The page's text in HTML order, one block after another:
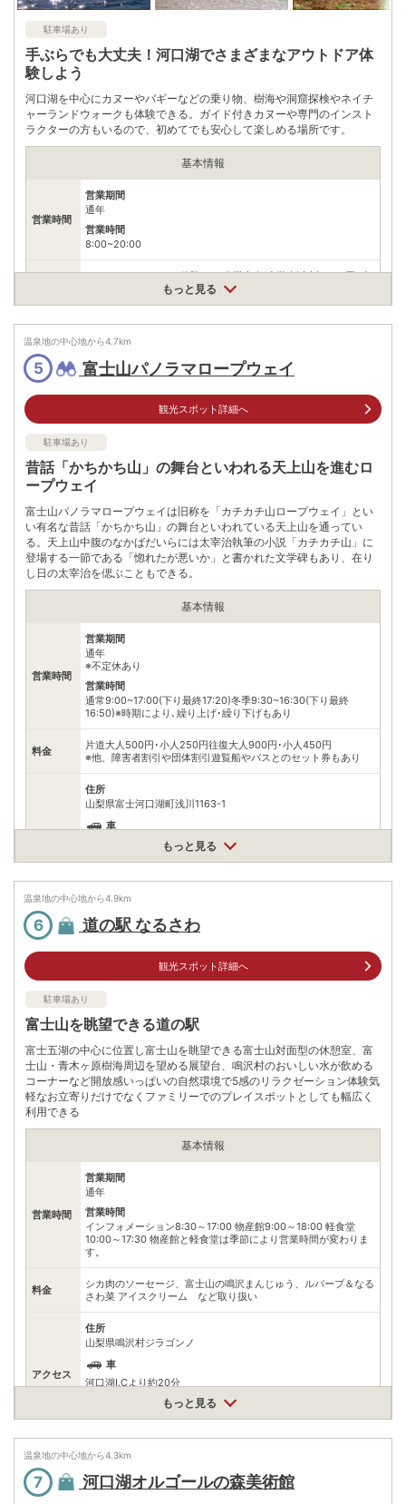
駐車場あり
手ぶらでも大丈夫！河口湖でさまざまなアウトドア体
験しよう
河口湖を中心にカヌーやバギーなどの乗り物、樹海や洞窟探検やネイチ
ャーランドウォークも体験できる。ガイド付きカヌーや専門のインスト
ラクターの方もいるので、初めてでも安心して楽しめる場所です。
基本情報
営業時間
営業期間
通年
営業時間
8:00~20:00
料金
･カナディアンカヌー体験:お一人様大人(小学生以上)6600円､小
人(幼児)3300円･四輪バギー体験:お一人様大人(16歳以上)6600
※左記のほか、さまざまな体験コースあり。（利用時間･料金も
各々有り）
住所
中央自動車道河口湖ICよりR139を本栖湖方面へ､東恋路交差点を
右折し河口湖大橋を渡り北岸の河口湖湖畔道路へ
公共交通機関
バス河口湖駅より河口湖線に乗り北浜荘前で下車し､河口湖を見
て左へ徒歩約1分
駐車場 無料（14台）
電話番号 0555204052
※ 料金情報は税込・税抜表記が混ざっております。正しい金額はご利用前にご
自身でお問合せください。
もっと見る
温泉地の中心地から4.7km
5 富士山パノラマロープウェイ
観光スポット詳細へ
駐車場あり
昔話「かちかち山」の舞台といわれる天上山を進むロ
ープウェイ
富士山パノラマロープウェイは旧称を「カチカチ山ロープウェイ」とい
い有名な昔話「かちかち山」の舞台といわれている天上山を通ってい
る。天上山中腹のなかばだいらには太宰治執筆の小説「カチカチ山」に
登場する一節である「惚れたが悪いか」と書かれた文学碑もあり、在り
し日の太宰治を偲ぶこともできる。
基本情報
営業時間
営業期間
通年
※不定休あり
営業時間
通常9:00~17:00(下り最終17:20)冬季9:30~16:30(下り最終
16:50)※時期により､繰り上げ･繰り下げもあり
料金
片道大人500円･小人250円往復大人900円･小人450円
※他、障害者割引や団体割引遊覧船やバスとのセット券もあり
住所
山梨県富士河口湖町浅川1163-1
車
富士吉田河口湖ICより約15分
公共交通機関
河口湖駅から徒歩または周遊バスで約15分
駐車場 無料（300台）
※ 掲載情報は変更になる場合があります。最新の内容はご利用前にご自身でお
問合せください。
※ 料金情報は税込・税抜表記が混ざっております。正しい金額はご利用前にご
自身でお問合せください。
もっと見る
温泉地の中心地から4.9km
6 道の駅 なるさわ
観光スポット詳細へ
駐車場あり
富士山を眺望できる道の駅
富士五湖の中心に位置し富士山を眺望できる富士山対面型の休憩室、富
士山・青木ヶ原樹海周辺を望める展望台、鳴沢村のおいしい水が飲める
コーナーなど開放感いっぱいの自然環境で5感のリラクゼーション体験気
軽なお立寄りだけでなくファミリーでのプレイスポットとしても幅広く
利用できる
基本情報
営業時間
営業期間
通年
営業時間
インフォメーション8:30～17:00 物産館9:00～18:00 軽食堂
10:00～17:30 物産館と軽食堂は季節により営業時間が変わりま
す。
料金
シカ肉のソーセージ、富士山の鳴沢まんじゅう、ルバーブ＆なる
さわ菜 アイスクリーム など取り扱い
アクセス
住所
山梨県鳴沢村ジラゴンノ
車
河口湖I.Cより約20分
富士急行河口湖線 河口湖駅よりバスで約25分
駐車場
無料（263台）
※大型17台
電話番号
もっと見る
温泉地の中心地から4.3km
7 河口湖オルゴールの森美術館